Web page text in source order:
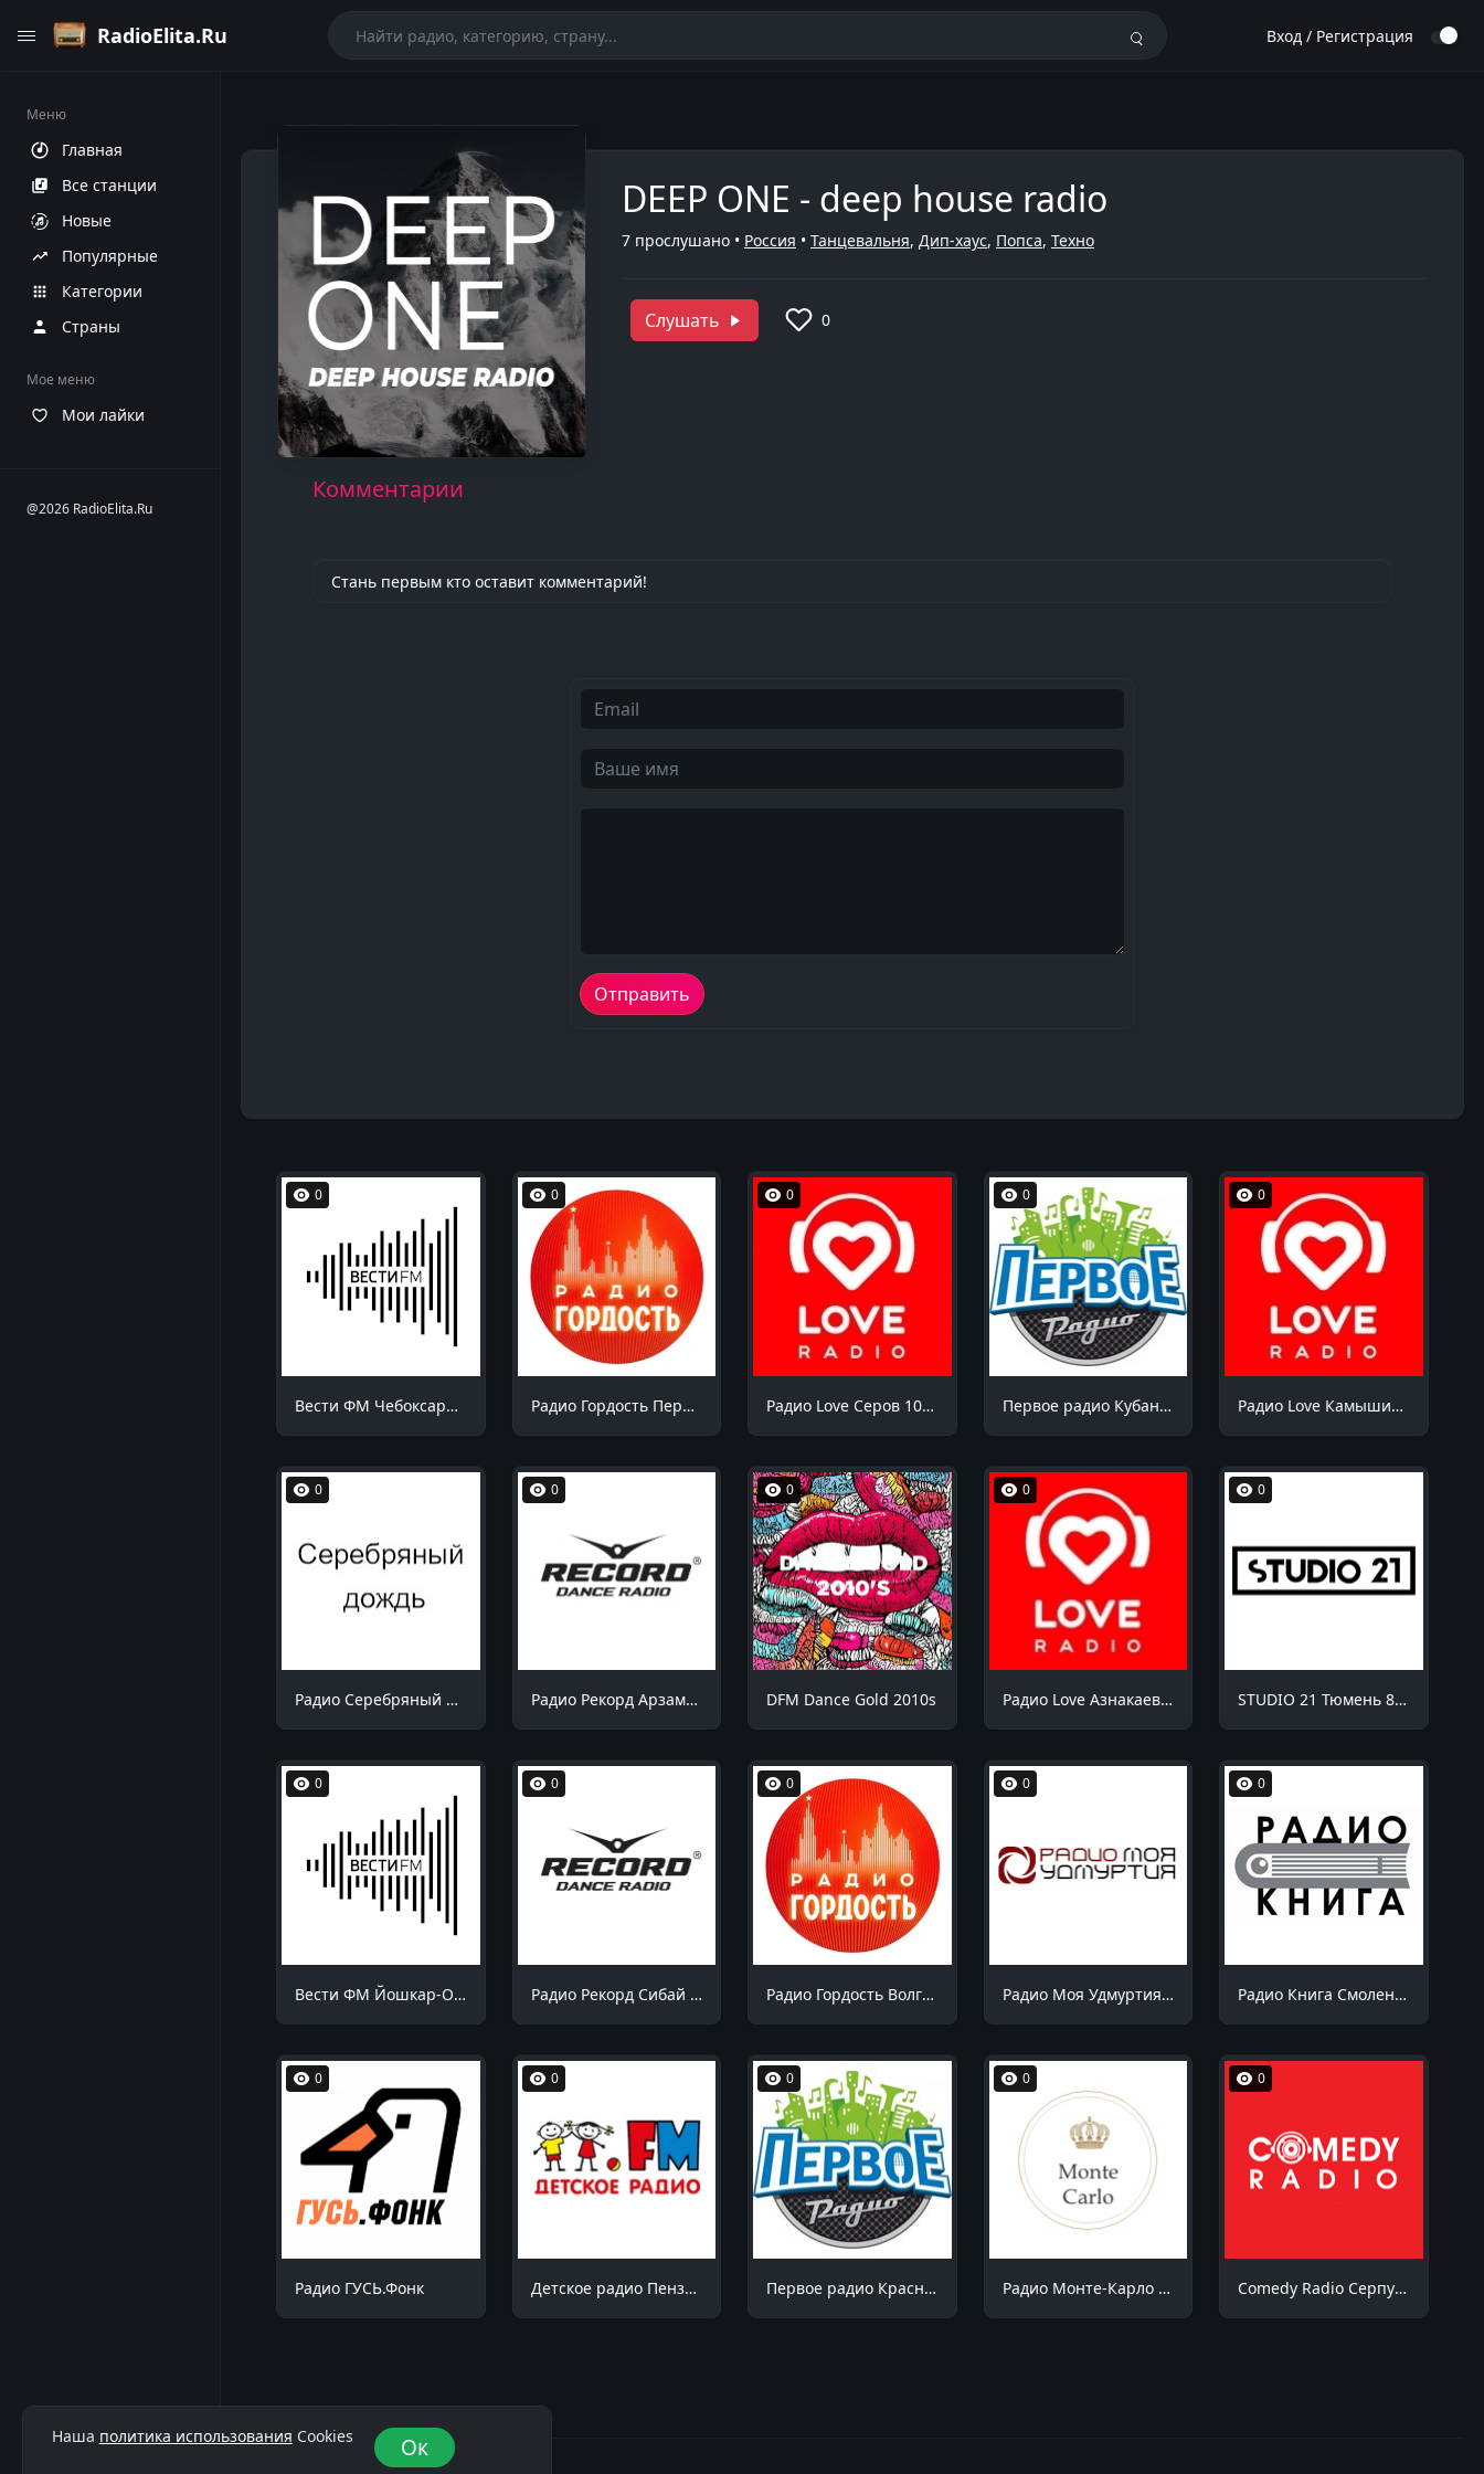
RadioElita.Ru Вход / Регистрация
Меню
Главная
Все станции
Новые
Популярные
Категории
Страны
Мое меню
Мои лайки
@2026 RadioElita.Ru
DEEP ONE - deep house radio
7 прослушано • Россия • Танцевальня, Дип-хаус, Попса, Техно
Слушать 0
Комментарии
Стань первым кто оставит комментарий!
0
Вести ФМ Чебоксары 98.5 FM
0
Радио Гордость Пермь 105.6 FM
0
Радио Love Серов 103.7 FM
0
Первое радио Кубани Октябрьский 94.9 FM
0
Радио Love Камышин 105.7 FM
0
Радио Серебряный дождь Саратов 104.8 FM
0
Радио Рекорд Арзамас 91.2 FM
0
DFM Dance Gold 2010s
0
Радио Love Азнакаево 98.8 FM
0
STUDIO 21 Тюмень 87.9 FM
0
Вести ФМ Йошкар-Ола 90.9 FM
0
Радио Рекорд Сибай 100.7 FM
0
Радио Гордость Волгоград 106.4 FM
0
Радио Моя Удмуртия Воткинск 99.1 FM
0
Радио Книга Смоленск 90.5 FM
0
Радио ГУСЬ.Фонк
0
Детское радио Пенза 99.1 FM
0
Первое радио Краснодар 102.7 FM
0
Радио Монте-Карло Геленджик 88.4 FM
0
Comedy Radio Серпухов 99.0 FM
Наша политика использования Cookies Ок